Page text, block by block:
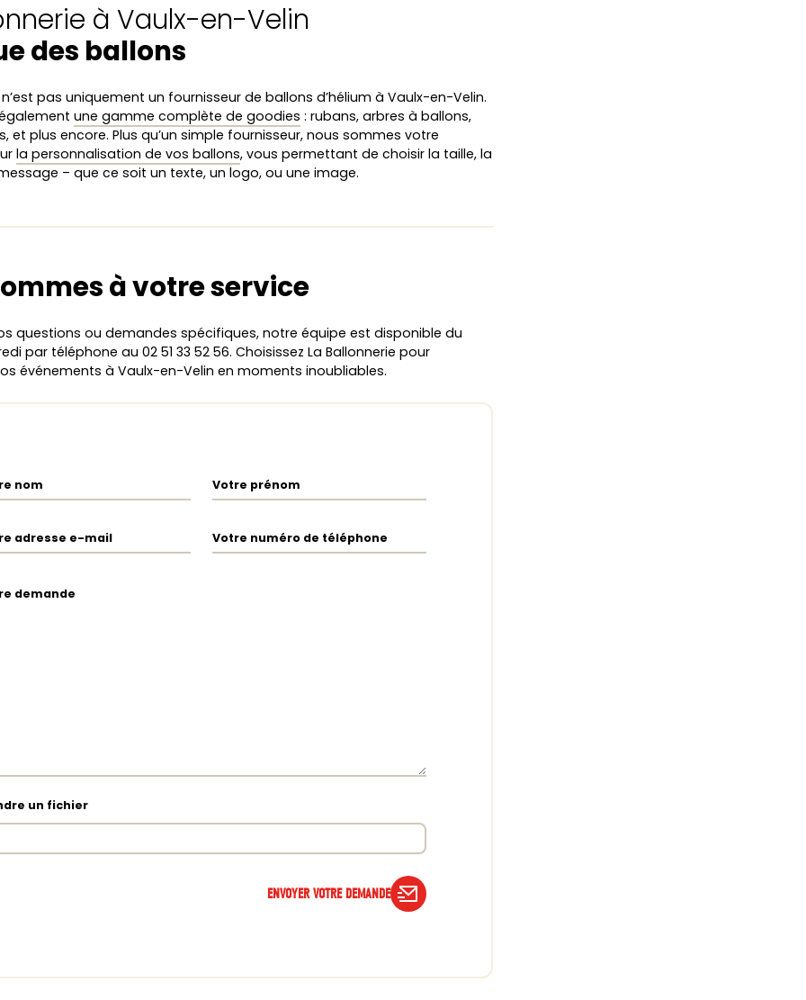
à Vaulx-en-Velin
des ballons
n’est pas uniquement un fournisseur de ballons d’hélium à Vaulx-en-Velin.
une gamme complète de goodies : rubans, arbres à ballons,
et plus encore. Plus qu’un simple fournisseur, nous sommes votre
la personnalisation de vos ballons, vous permettant de choisir la taille, la
– que ce soit un texte, un logo, ou une image.
à votre service
questions ou demandes spécifiques, notre équipe est disponible du
par téléphone au 02 51 33 52 56. Choisissez La Ballonnerie pour
événements à Vaulx-en-Velin en moments inoubliables.
nom Votre prénom
adresse e-mail Votre numéro de téléphone
demande
un fichier
ENVOYER VOTRE DEMANDE